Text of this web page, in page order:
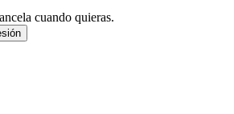
cuando quieras.